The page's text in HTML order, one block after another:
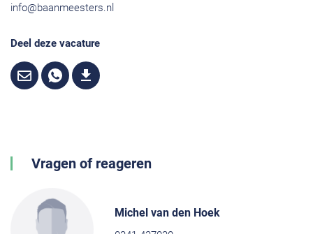
info@baanmeesters.nl
Deel deze vacature
Vragen of reageren
Michel van den Hoek